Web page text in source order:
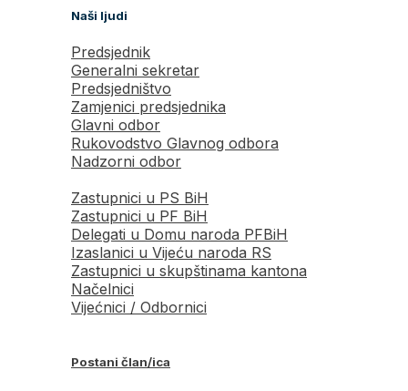
Naši ljudi
Predsjednik
Generalni sekretar
Predsjedništvo
Zamjenici predsjednika
Glavni odbor
Rukovodstvo Glavnog odbora
Nadzorni odbor
Zastupnici u PS BiH
Zastupnici u PF BiH
Delegati u Domu naroda PFBiH
Izaslanici u Vijeću naroda RS
Zastupnici u skupštinama kantona
Načelnici
Vijećnici / Odbornici
Postani član/ica